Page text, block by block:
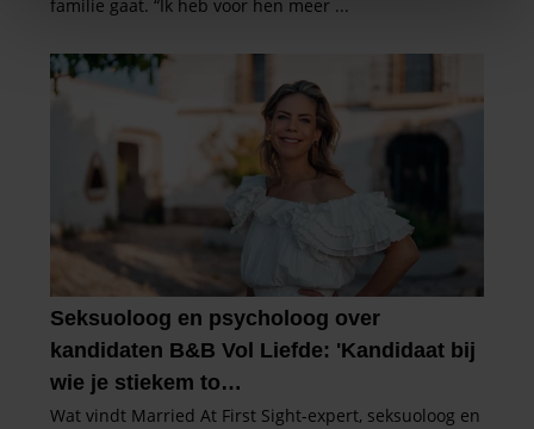
personaliseren, om functies voor social media te bieden
en om ons websiteverkeer te analyseren. Ook delen we
informatie over uw gebruik van onze site met onze
partners voor social media, adverteren en analyse. Deze
partners kunnen deze gegevens combineren met andere
informatie die u aan ze heeft verstrekt of die ze hebben
verzameld op basis van uw gebruik van hun services. U
gaat akkoord met onze cookies als u onze website blijft